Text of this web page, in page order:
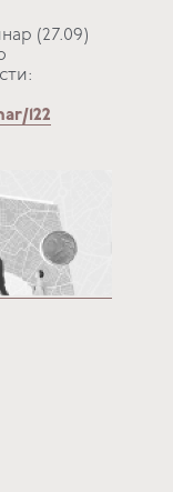
(27.09)
122